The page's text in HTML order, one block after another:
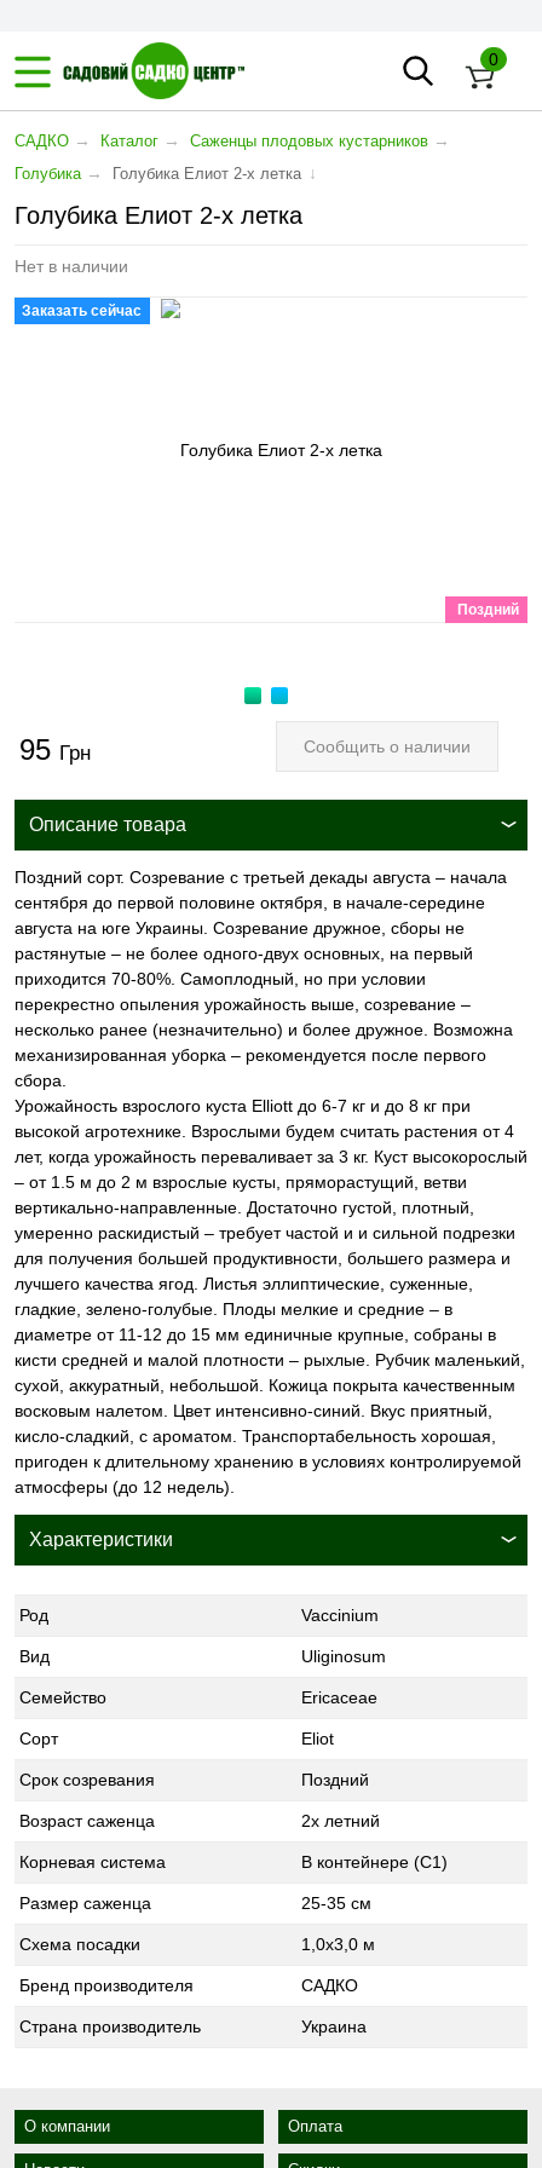
0
САДКО → Каталог → Саженцы плодовых кустарников →
Голубика → Голубика Елиот 2-х летка ↓
Голубика Елиот 2-х летка
Нет в наличии
Заказать сейчас
Поздний
95 Грн Сообщить о наличии
Описание товара
Поздний сорт. Созревание с третьей декады августа – начала
сентября до первой половине октября, в начале-середине
августа на юге Украины. Созревание дружное, сборы не
растянутые – не более одного-двух основных, на первый
приходится 70-80%. Самоплодный, но при условии
перекрестно опыления урожайность выше, созревание –
несколько ранее (незначительно) и более дружное. Возможна
механизированная уборка – рекомендуется после первого
сбора.
Урожайность взрослого куста Elliott до 6-7 кг и до 8 кг при
высокой агротехнике. Взрослыми будем считать растения от 4
лет, когда урожайность переваливает за 3 кг. Куст высокорослый
– от 1.5 м до 2 м взрослые кусты, пряморастущий, ветви
вертикально-направленные. Достаточно густой, плотный,
умеренно раскидистый – требует частой и и сильной подрезки
для получения большей продуктивности, большего размера и
лучшего качества ягод. Листья эллиптические, суженные,
гладкие, зелено-голубые. Плоды мелкие и средние – в
диаметре от 11-12 до 15 мм единичные крупные, собраны в
кисти средней и малой плотности – рыхлые. Рубчик маленький,
сухой, аккуратный, небольшой. Кожица покрыта качественным
восковым налетом. Цвет интенсивно-синий. Вкус приятный,
кисло-сладкий, с ароматом. Транспортабельность хорошая,
пригоден к длительному хранению в условиях контролируемой
атмосферы (до 12 недель).
Характеристики
Род Vaccinium
Вид Uliginosum
Семейство Ericaceae
Сорт Eliot
Срок созревания Поздний
Возраст саженца 2х летний
Корневая система В контейнере (С1)
Размер саженца 25-35 см
Схема посадки 1,0х3,0 м
Бренд производителя САДКО
Страна производитель Украина
О компании Оплата